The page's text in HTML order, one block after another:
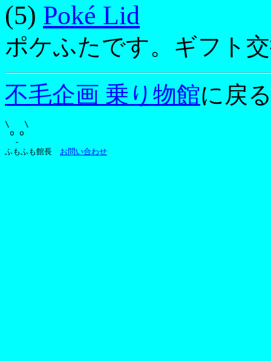
(5) Poké Lid
ポケふたです。ギフト
不毛企画 乗り物館に戻
\   \
o o
  -
ふもふも館長 お問い合わせ